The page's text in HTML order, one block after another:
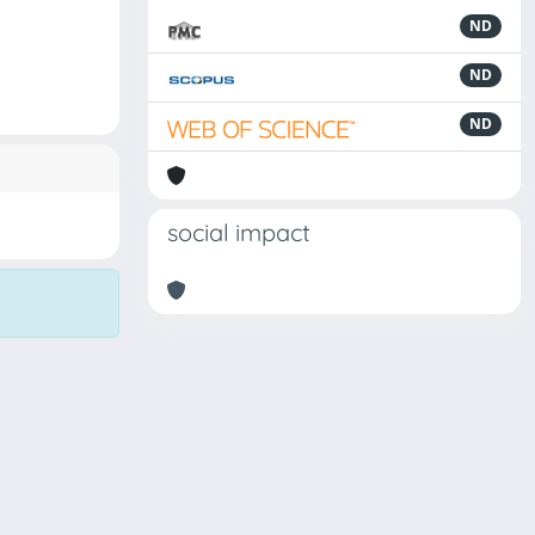
ND
ND
ND
social impact